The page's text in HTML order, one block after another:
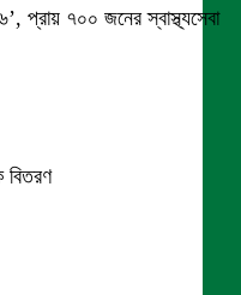
প্রায় ৭০০ জনের স্বাস্থ্যসেবা
বিতরণ